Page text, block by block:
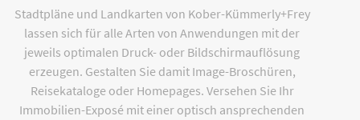
Stadtpläne und Landkarten von Kober-Kümmerly+Frey
lassen sich für alle Arten von Anwendungen mit der
jeweils optimalen Druck- oder Bildschirmauflösung
erzeugen. Gestalten Sie damit Image-Broschüren,
Reisekataloge oder Homepages. Versehen Sie Ihr
Immobilien-Exposé mit einer optisch ansprechenden